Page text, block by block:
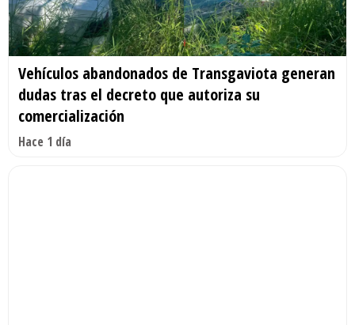
Vehículos abandonados de Transgaviota generan
dudas tras el decreto que autoriza su
comercialización
Hace 1 día